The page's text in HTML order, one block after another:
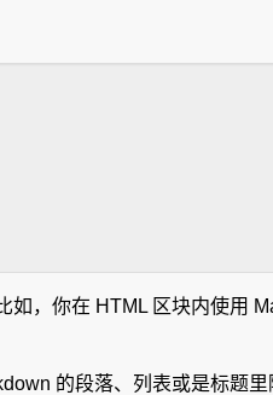
，你在 HTML 区块内使用
的段落、列表或是标题